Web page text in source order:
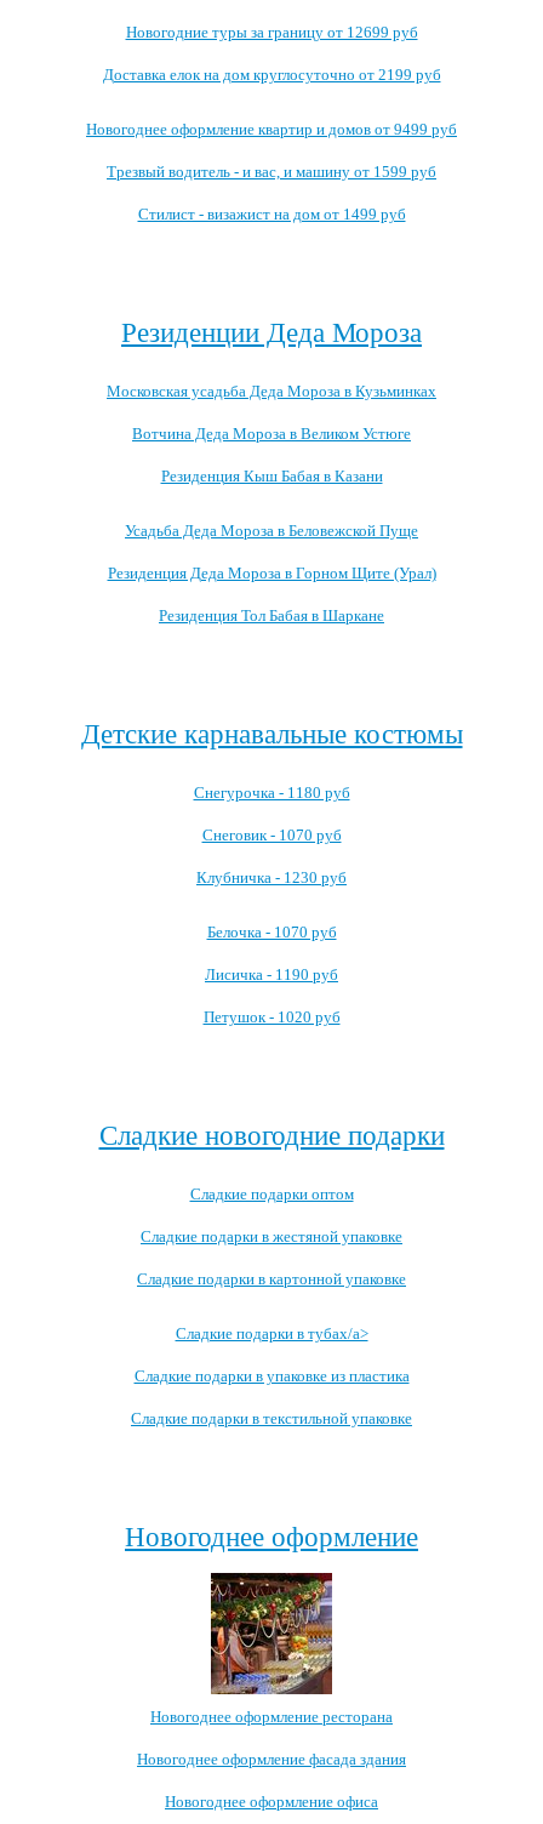
Новогодние туры за границу от 12699 руб
Доставка елок на дом круглосуточно от 2199 руб
Новогоднее оформление квартир и домов от 9499 руб
Трезвый водитель - и вас, и машину от 1599 руб
Стилист - визажист на дом от 1499 руб
Резиденции Деда Мороза
Московская усадьба Деда Мороза в Кузьминках
Вотчина Деда Мороза в Великом Устюге
Резиденция Кыш Бабая в Казани
Усадьба Деда Мороза в Беловежской Пуще
Резиденция Деда Мороза в Горном Щите (Урал)
Резиденция Тол Бабая в Шаркане
Детские карнавальные костюмы
Снегурочка - 1180 руб
Снеговик - 1070 руб
Клубничка - 1230 руб
Белочка - 1070 руб
Лисичка - 1190 руб
Петушок - 1020 руб
Сладкие новогодние подарки
Сладкие подарки оптом
Сладкие подарки в жестяной упаковке
Сладкие подарки в картонной упаковке
Сладкие подарки в тубах/a>
Сладкие подарки в упаковке из пластика
Сладкие подарки в текстильной упаковке
Новогоднее оформление
Новогоднее оформление ресторана
Новогоднее оформление фасада здания
Новогоднее оформление офиса